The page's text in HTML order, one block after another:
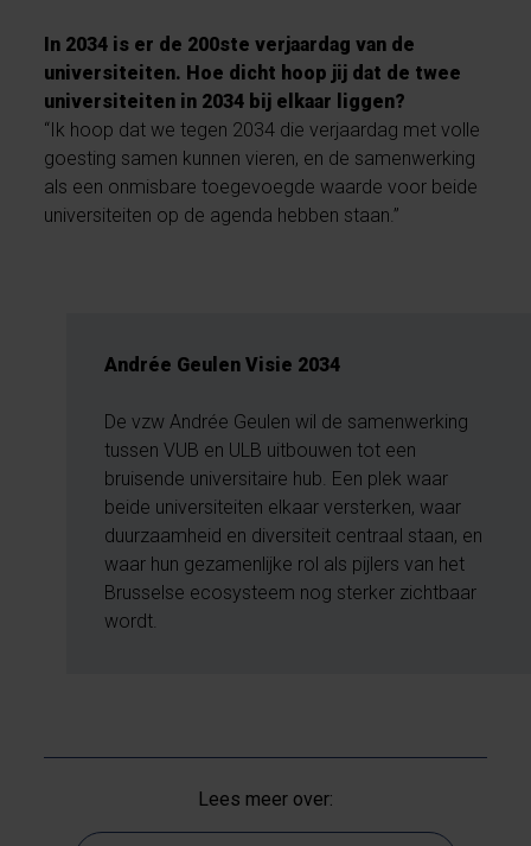
In 2034 is er de 200ste verjaardag van de
universiteiten. Hoe dicht hoop jij dat de twee
universiteiten in 2034 bij elkaar liggen?
“Ik hoop dat we tegen 2034 die verjaardag met volle
goesting samen kunnen vieren, en de samenwerking
als een onmisbare toegevoegde waarde voor beide
universiteiten op de agenda hebben staan.”
Andrée Geulen Visie 2034
De vzw Andrée Geulen wil de samenwerking
tussen VUB en ULB uitbouwen tot een
bruisende universitaire hub. Een plek waar
beide universiteiten elkaar versterken, waar
duurzaamheid en diversiteit centraal staan, en
waar hun gezamenlijke rol als pijlers van het
Brusselse ecosysteem nog sterker zichtbaar
wordt.
Lees meer over: